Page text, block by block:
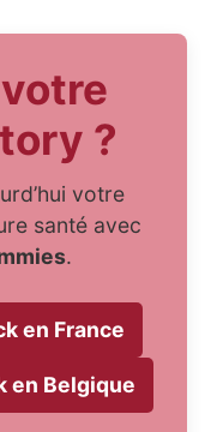
?
votre
santé avec
.
en France
en Belgique